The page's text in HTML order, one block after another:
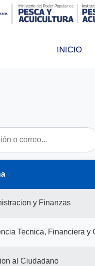
INICIO
y Finanzas
Tecnica, Financiera y
al Ciudadano